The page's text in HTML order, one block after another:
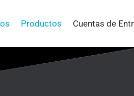
Productos Cuentas de